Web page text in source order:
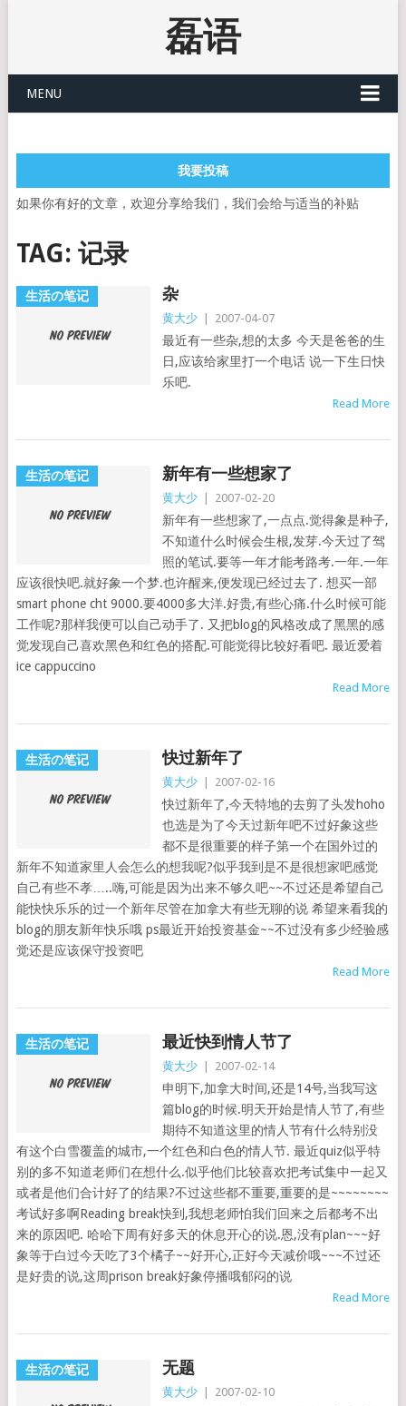
磊语
MENU
我要投稿
如果你有好的文章，欢迎分享给我们，我们会给与适当的补贴
TAG: 记录
生活の笔记 杂
黄大少 2007-04-07
最近有一些杂,想的太多 今天是爸爸的生
日,应该给家里打一个电话 说一下生日快
乐吧.
Read More
生活の笔记 新年有一些想家了
黄大少 2007-02-20
新年有一些想家了,一点点.觉得象是种子,
不知道什么时候会生根,发芽.今天过了驾
照的笔试.要等一年才能考路考.一年.一年
应该很快吧.就好象一个梦.也许醒来,便发现已经过去了. 想买一部
smart phone cht 9000.要4000多大洋.好贵,有些心痛.什么时候可能
工作呢?那样我便可以自己动手了. 又把blog的风格改成了黑黑的感
觉发现自己喜欢黑色和红色的搭配.可能觉得比较好看吧. 最近爱着
ice cappuccino
Read More
生活の笔记 快过新年了
黄大少 2007-02-16
快过新年了,今天特地的去剪了头发hoho
也选是为了今天过新年吧不过好象这些
都不是很重要的样子第一个在国外过的
新年不知道家里人会怎么的想我呢?似乎我到是不是很想家吧感觉
自己有些不孝…..嗨,可能是因为出来不够久吧~~不过还是希望自己
能快快乐乐的过一个新年尽管在加拿大有些无聊的说 希望来看我的
blog的朋友新年快乐哦 ps最近开始投资基金~~不过没有多少经验感
觉还是应该保守投资吧
Read More
生活の笔记 最近快到情人节了
黄大少 2007-02-14
申明下,加拿大时间,还是14号,当我写这
篇blog的时候.明天开始是情人节了,有些
期待不知道这里的情人节有什么特别没
有这个白雪覆盖的城市,一个红色和白色的情人节. 最近quiz似乎特
别的多不知道老师们在想什么.似乎他们比较喜欢把考试集中一起又
或者是他们合计好了的结果?不过这些都不重要,重要的是~~~~~~~~
考试好多啊Reading break快到,我想老师怕我们回来之后都考不出
来的原因吧. 哈哈下周有好多天的休息开心的说.恩,没有plan~~~好
象等于白过今天吃了3个橘子~~好开心,正好今天减价哦~~~不过还
是好贵的说,这周prison break好象停播哦郁闷的说
Read More
生活の笔记 无题
黄大少 2007-02-10